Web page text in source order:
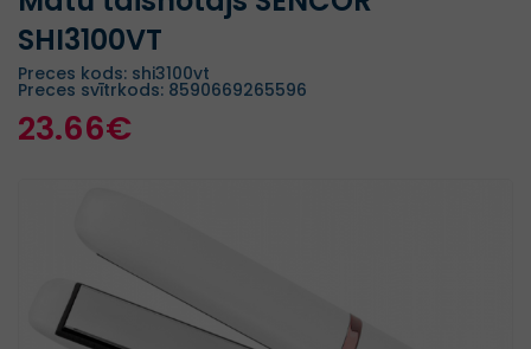
SHI3100VT
Preces kods: shi3100vt
Preces svītrkods: 8590669265596
23.66€